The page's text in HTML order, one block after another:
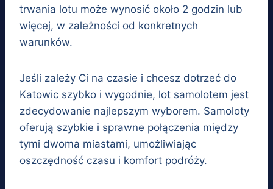
trwania lotu może wynosić około 2 godzin lub
więcej, w zależności od konkretnych
warunków.
Jeśli zależy Ci na czasie i chcesz dotrzeć do
Katowic szybko i wygodnie, lot samolotem jest
zdecydowanie najlepszym wyborem. Samoloty
oferują szybkie i sprawne połączenia między
tymi dwoma miastami, umożliwiając
oszczędność czasu i komfort podróży.